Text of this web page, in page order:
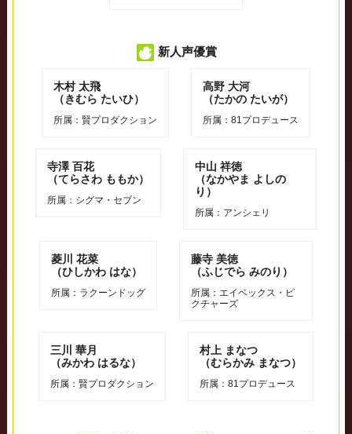
新人声優賞
⽊村 太⾶
（きむら たいひ）
所属：賢プロダクション
⾼野 大河
（たかの たいが）
所属：81プロデュース
寺澤 百花
（てらさわ ももか）
所属：シグマ・セブン
中山 祥徳
（なかやま よしの
り）
所属：アンシェリ
菱川 花菜
（ひしかわ はな）
所属：ラクーンドッグ
藤寺 美徳
（ふじでら みのり）
所属：エイベックス・ピ
クチャーズ
三川 華⽉
（みかわ はるな）
所属：賢プロダクション
村上 まなつ
（むらかみ まなつ）
所属：81プロデュース